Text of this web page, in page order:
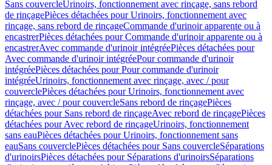
Sans couvercleUrinoirs, fonctionnement avec rinçage, sans rebord
de rinçagePièces détachées pour Urinoirs, fonctionnement avec
rinçage, sans rebord de rinçageCommande d'urinoir apparente ou à
encastrerPièces détachées pour Commande d'urinoir apparente ou à
encastrerAvec commande d'urinoir intégréePièces détachées pour
Avec commande d'urinoir intégréePour commande d'urinoir
intégréePièces détachées pour Pour commande d'urinoir
intégréeUrinoirs, fonctionnement avec rinçage, avec / pour
couverclePièces détachées pour Urinoirs, fonctionnement avec
rinçage, avec / pour couvercleSans rebord de rinçagePièces
détachées pour Sans rebord de rinçageAvec rebord de rinçagePièces
détachées pour Avec rebord de rinçageUrinoirs, fonctionnement
sans eauPièces détachées pour Urinoirs, fonctionnement sans
eauSans couverclePièces détachées pour Sans couvercleSéparations
d'urinoirsPièces détachées pour Séparations d'urinoirsSéparations